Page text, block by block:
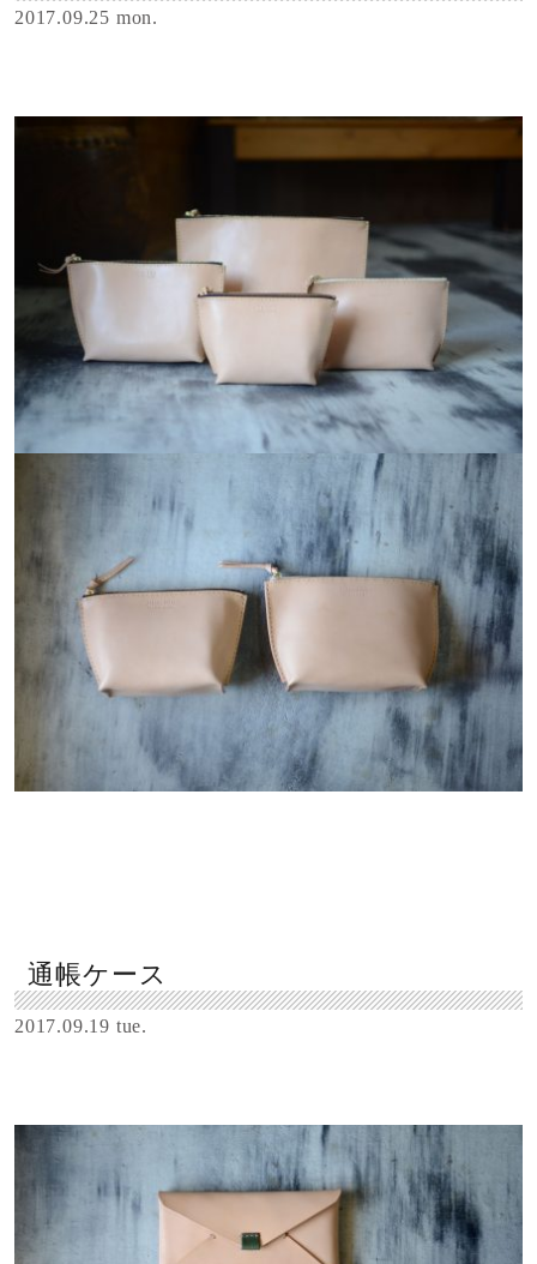
2017.09.25 mon.
通帳ケース
2017.09.19 tue.